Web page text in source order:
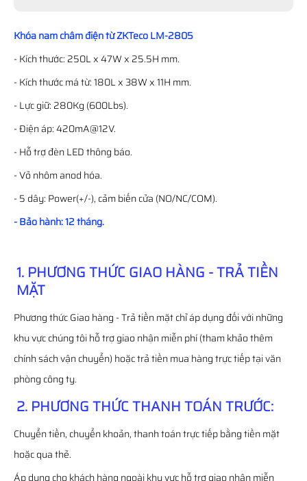
Khóa nam châm điện từ ZKTeco LM-2805
- Kích thước: 250L x 47W x 25.5H mm.
- Kích thước má từ: 180L x 38W x 11H mm.
- Lực giữ: 280Kg (600Lbs).
- Điện áp: 420mA@12V.
- Hỗ trợ đèn LED thông báo.
- Vỏ nhôm anod hóa.
- 5 dây: Power(+/-), cảm biến cửa (NO/NC/COM).
- Bảo hành: 12 tháng.
1. PHƯƠNG THỨC GIAO HÀNG - TRẢ TIỀN
MẶT
Phương thức Giao hàng - Trả tiền mặt chỉ áp dụng đối với những
khu vực chúng tôi hỗ trợ giao nhận miễn phí (tham khảo thêm
chính sách vận chuyển) hoặc trả tiền mua hàng trực tiếp tại văn
phòng công ty.
2. PHƯƠNG THỨC THANH TOÁN TRƯỚC:
Chuyển tiền, chuyển khoản, thanh toán trực tiếp bằng tiền mặt
hoặc qua thẻ.
Áp dụng cho khách hàng ngoài khu vực hỗ trợ giao nhận miễn